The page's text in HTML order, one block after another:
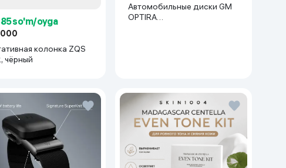
so'm/oyga
колонка ZQS
чёрный
Автомобильные диски GM
OPTIRA